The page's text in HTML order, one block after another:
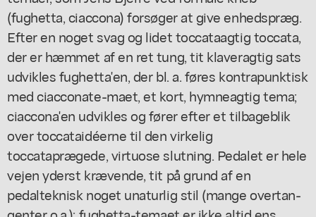
(fughetta, ciaccona) forsøger at give enhedspræg.
Efter en noget svag og lidet toccataagtig toccata,
der er hæmmet af en ret tung, tit klaveragtig sats
udvikles fughetta'en, der bl. a. føres kontrapunktisk
med ciacconate-maet, et kort, hymneagtig tema;
ciaccona'en udvikles og fører efter et tilbageblik
over toccataidéerne til den virkelig
toccataprægede, virtuose slutning. Pedalet er hele
vejen yderst krævende, tit på grund af en
pedalteknisk noget unaturlig stil (mange overtan-